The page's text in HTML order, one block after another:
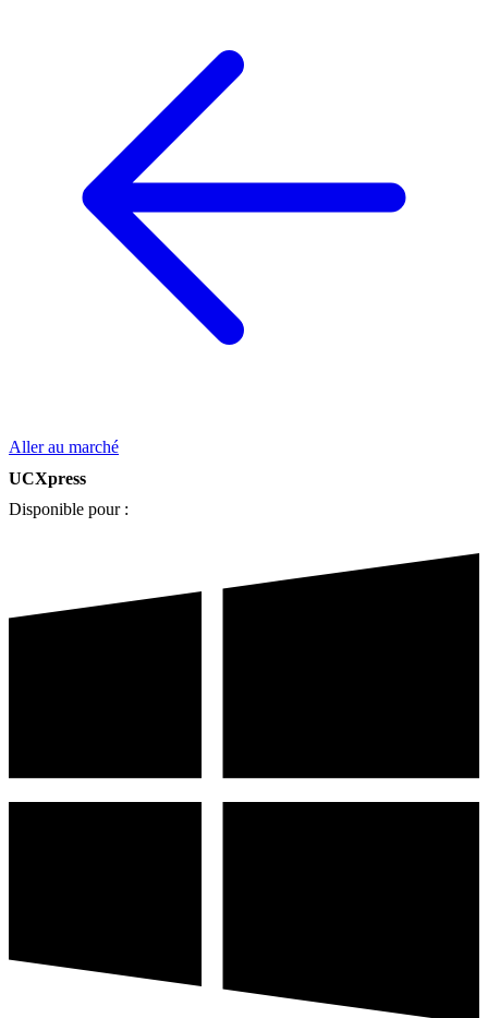
Aller au marché
UCXpress
Disponible pour :